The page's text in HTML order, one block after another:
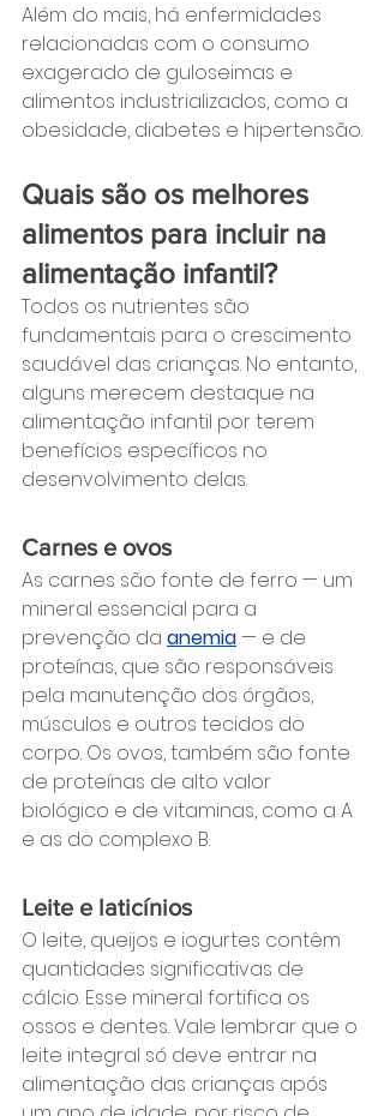
Além do mais, há enfermidades
relacionadas com o consumo
exagerado de guloseimas e
alimentos industrializados, como a
obesidade, diabetes e hipertensão.
Quais são os melhores
alimentos para incluir na
alimentação infantil?
Todos os nutrientes são
fundamentais para o crescimento
saudável das crianças. No entanto,
alguns merecem destaque na
alimentação infantil por terem
benefícios específicos no
desenvolvimento delas.
Carnes e ovos
As carnes são fonte de ferro — um
mineral essencial para a
prevenção da anemia — e de
proteínas, que são responsáveis
pela manutenção dos órgãos,
músculos e outros tecidos do
corpo. Os ovos, também são fonte
de proteínas de alto valor
biológico e de vitaminas, como a A
e as do complexo B.
Leite e laticínios
O leite, queijos e iogurtes contêm
quantidades significativas de
cálcio. Esse mineral fortifica os
ossos e dentes. Vale lembrar que o
leite integral só deve entrar na
alimentação das crianças após